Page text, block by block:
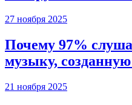
27 ноября 2025
Почему 97%
музыку,
21 ноября 2025